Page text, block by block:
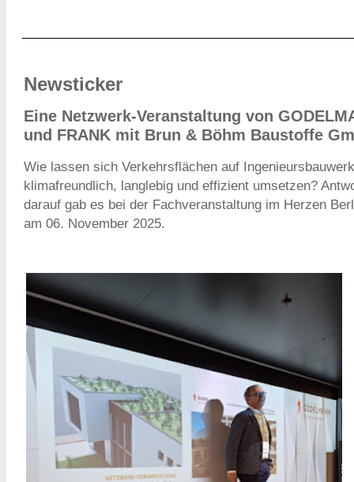
Newsticker
Eine Netzwerk-Veranstaltung von
und FRANK mit Brun & Böhm Baustoffe
Wie lassen sich Verkehrsflächen auf
klimafreundlich, langlebig und effizient umsetzen?
darauf gab es bei der Fachveranstaltung im Herzen
am 06. November 2025.